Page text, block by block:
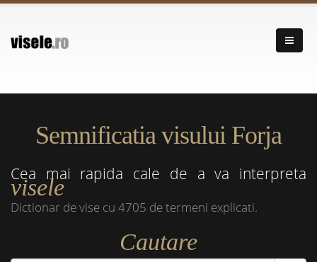
Semnificatia visului Forja
Cea mai rapida cale de a va interpreta
visele
Dictionar de vise cu 4705 de termeni explicati.
Cautare